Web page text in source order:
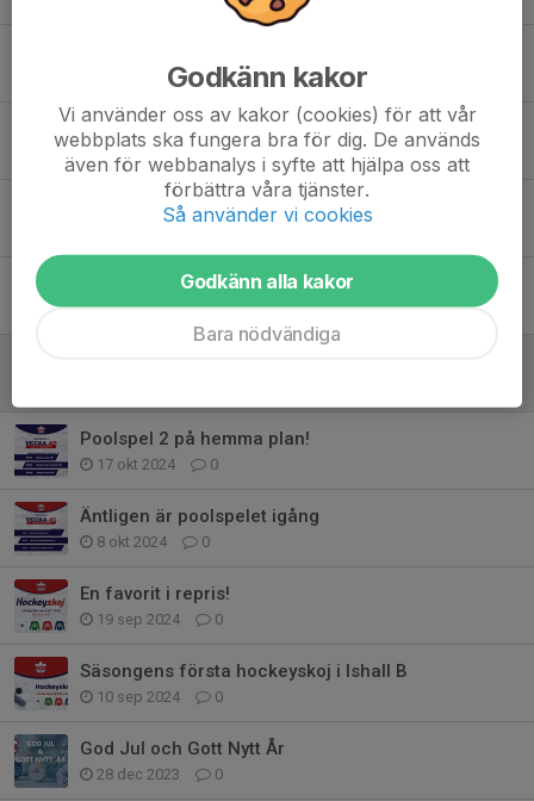
13 mar 2025 0
Poolspel 9 på hemmaplan!
14 feb 2025
Poolspel 4 - Farsta Ishall
29 nov 2024 0
Poolspel 2 på hemma plan!
17 okt 2024 0
Äntligen är poolspelet igång
8 okt 2024 0
En favorit i repris!
19 sep 2024 0
Säsongens första hockeyskoj i Ishall B
10 sep 2024 0
God Jul och Gott Nytt År
28 dec 2023 0
Godkänn kakor
Vi använder oss av kakor (cookies) för att vår
webbplats ska fungera bra för dig. De används
även för webbanalys i syfte att hjälpa oss att
förbättra våra tjänster.
Så använder vi cookies
Godkänn alla kakor
Bara nödvändiga